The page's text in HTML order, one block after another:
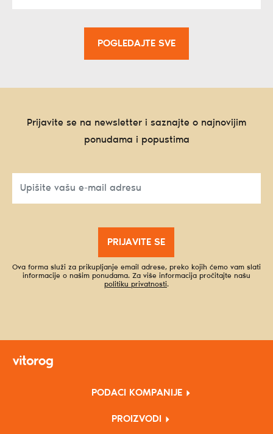
POGLEDAJTE SVE
Prijavite se na newsletter i saznajte o najnovijim
ponudama i popustima
PRIJAVITE SE
Ova forma služi za prikupljanje email adrese, preko kojih ćemo vam slati
informacije o našim ponudama. Za više informacija pročitajte našu
politiku privatnosti.
PODACI KOMPANIJE
PROIZVODI